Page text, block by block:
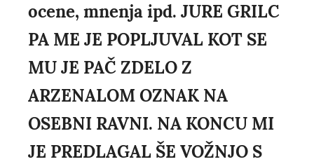
ocene, mnenja ipd. JURE GRILC
PA ME JE POPLJUVAL KOT SE
MU JE PAČ ZDELO Z
ARZENALOM OZNAK NA
OSEBNI RAVNI. NA KONCU MI
JE PREDLAGAL ŠE VOŽNJO S